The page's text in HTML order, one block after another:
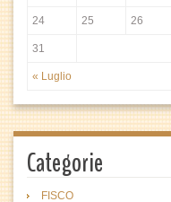
« Luglio
24 25 26
31
Categorie
FISCO